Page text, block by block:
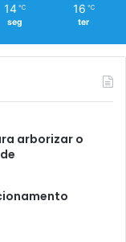
14 ℃
seg
16 ℃
ter
arborizar o